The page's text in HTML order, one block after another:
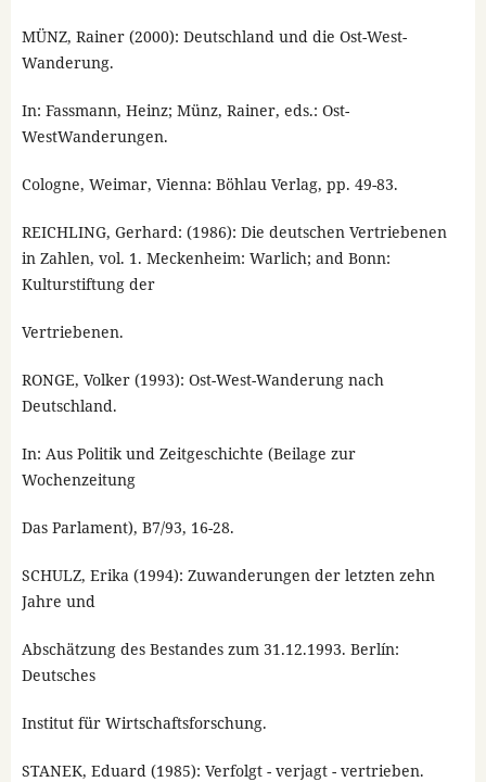
MÜNZ, Rainer (2000): Deutschland und die Ost-West-
Wanderung.
In: Fassmann, Heinz; Münz, Rainer, eds.: Ost-
WestWanderungen.
Cologne, Weimar, Vienna: Böhlau Verlag, pp. 49-83.
REICHLING, Gerhard: (1986): Die deutschen Vertriebenen
in Zahlen, vol. 1. Meckenheim: Warlich; and Bonn:
Kulturstiftung der
Vertriebenen.
RONGE, Volker (1993): Ost-West-Wanderung nach
Deutschland.
In: Aus Politik und Zeitgeschichte (Beilage zur
Wochenzeitung
Das Parlament), B7/93, 16-28.
SCHULZ, Erika (1994): Zuwanderungen der letzten zehn
Jahre und
Abschätzung des Bestandes zum 31.12.1993. Berlín:
Deutsches
Institut für Wirtschaftsforschung.
STANEK, Eduard (1985): Verfolgt - verjagt - vertrieben.